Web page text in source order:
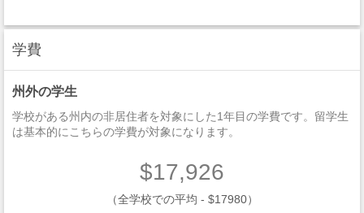
学費
州外の学生
学校がある州内の非居住者を対象にした1年目の学費です。留学生
は基本的にこちらの学費が対象になります。
$17,926
（全学校での平均 - $17980）